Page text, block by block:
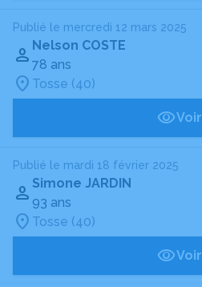
Publié le mercredi 12 mars 2025
Nelson COSTE
78 ans
Tosse (40)
Voir
Publié le mardi 18 février 2025
Simone JARDIN
93 ans
Tosse (40)
Voir